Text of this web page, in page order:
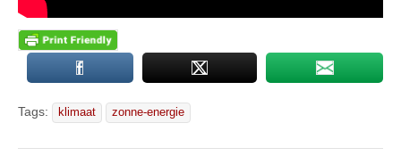
Tags: klimaat zonne-energie